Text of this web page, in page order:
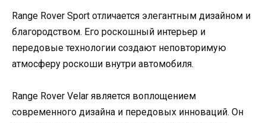
Range Rover Sport отличается элегантным дизайном и
благородством. Его роскошный интерьер и
передовые технологии создают неповторимую
атмосферу роскоши внутри автомобиля.
Range Rover Velar является воплощением
современного дизайна и передовых инноваций. Он